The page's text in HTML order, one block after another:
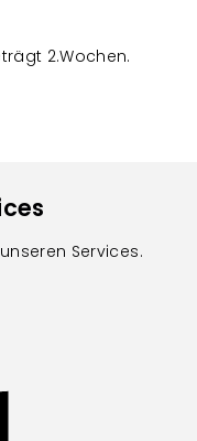
2.Wochen.
Services.